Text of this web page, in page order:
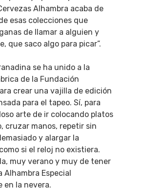
Alhambra acaba de
esas colecciones que
de llamar a alguien y
que saco algo para picar”.
se ha unido a la
de la Fundación
crear una vajilla de edición
para el tapeo. Sí, para
arte de ir colocando platos
cruzar manos, repetir sin
y alargar la
si el reloj no existiera.
muy verano y muy de tener
Alhambra Especial
en la nevera.